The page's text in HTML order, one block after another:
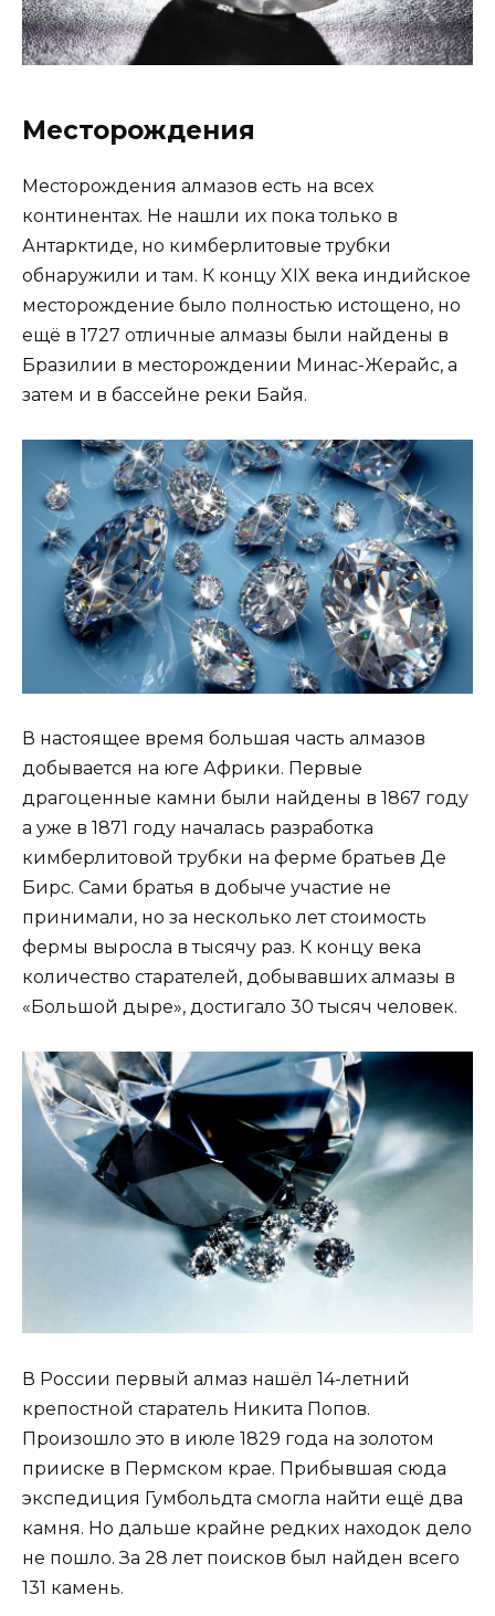
Месторождения
Месторождения алмазов есть на всех
континентах. Не нашли их пока только в
Антарктиде, но кимберлитовые трубки
обнаружили и там. К концу XIX века индийское
месторождение было полностью истощено, но
ещё в 1727 отличные алмазы были найдены в
Бразилии в месторождении Минас-Жерайс, а
затем и в бассейне реки Байя.
В настоящее время большая часть алмазов
добывается на юге Африки. Первые
драгоценные камни были найдены в 1867 году
а уже в 1871 году началась разработка
кимберлитовой трубки на ферме братьев Де
Бирс. Сами братья в добыче участие не
принимали, но за несколько лет стоимость
фермы выросла в тысячу раз. К концу века
количество старателей, добывавших алмазы в
«Большой дыре», достигало 30 тысяч человек.
В России первый алмаз нашёл 14-летний
крепостной старатель Никита Попов.
Произошло это в июле 1829 года на золотом
прииске в Пермском крае. Прибывшая сюда
экспедиция Гумбольдта смогла найти ещё два
камня. Но дальше крайне редких находок дело
не пошло. За 28 лет поисков был найден всего
131 камень.